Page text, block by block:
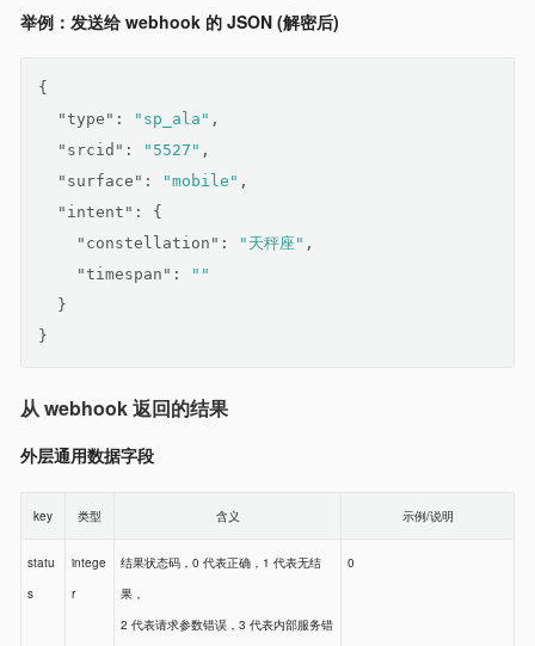
举例：发送给 webhook 的 JSON (解密后)
{
"type" : "sp_ala" ,
"srcid" : "5527" ,
"surface" : "mobile" ,
"intent" : {
"constellation" : "天秤座" ,
"timespan" :
""
  }
}
从 webhook 返回的结果
外层通用数据字段
key 类型 含义 示例/说明
statu
s
intege
r
结果状态码，0 代表正确，1 代表无结
果，
2 代表请求参数错误，3 代表内部服务错
0